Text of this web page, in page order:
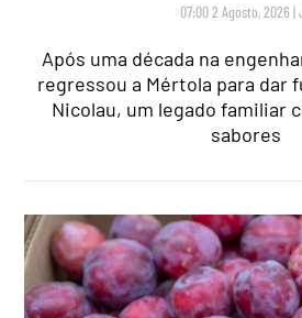
07:00 2 Agosto, 2026 |
Após uma década na
regressou a Mértola para dar
Nicolau, um legado familiar
sabores